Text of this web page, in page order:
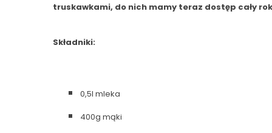
truskawkami, do nich mamy teraz dostęp cały
Składniki:
0,5l mleka
400g mąki